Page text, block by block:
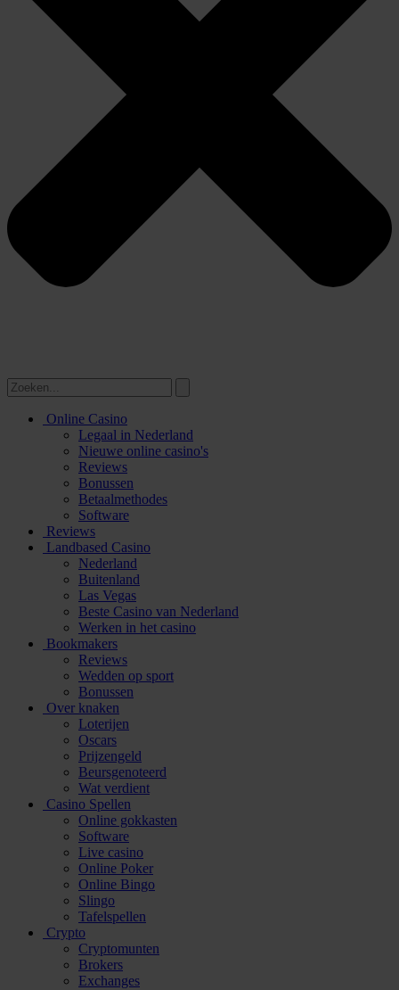
Online Casino
Legaal in Nederland
Nieuwe online casino's
Reviews
Bonussen
Betaalmethodes
Software
Reviews
Landbased Casino
Nederland
Buitenland
Las Vegas
Beste Casino van Nederland
Werken in het casino
Bookmakers
Reviews
Wedden op sport
Bonussen
Over knaken
Loterijen
Oscars
Prijzengeld
Beursgenoteerd
Wat verdient
Casino Spellen
Online gokkasten
Software
Live casino
Online Poker
Online Bingo
Slingo
Tafelspellen
Crypto
Cryptomunten
Brokers
Exchanges